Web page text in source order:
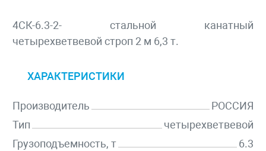
4СК-6.3-2- стальной канатный
четырехветвевой строп 2 м 6,3 т.
ХАРАКТЕРИСТИКИ
Производитель
РОССИЯ
Тип
четырехветвевой
Грузоподъемность, т
6.3